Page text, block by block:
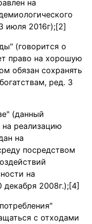
на
июля 2016г);[2]
(говорится о
право на хорошую
обязан сохранять
ред. 3
(данный
реализацию
на
посредством
на
2008г.);[4]
с отходами